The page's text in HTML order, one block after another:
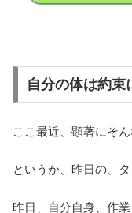
自分の体は約束
ここ最近、顕著にそ
というか、昨日の、タ
昨日、自分自身、作